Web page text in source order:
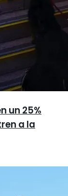
un 25%
a la